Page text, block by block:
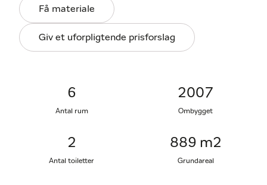
perfekt balance lige uden for døren.
Villaen er oprindeligt opført i 1963, men står i dag
som et moderne og harmonisk hjem, der tydeligt
tilbygning, og tidligere er facaden blevet
byder på funktionalitet, rummelighed og et flot
arkitektonisk præg.
Få materiale
Giv et uforpligtende prisforslag
6
Antal rum
2007
Ombygget
2
Antal toiletter
889 m2
Grundareal